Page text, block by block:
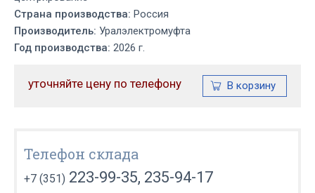
Страна производства: Россия
Производитель: Уралэлектромуфта
Год производства: 2026 г.
уточняйте цену по телефону
Телефон склада
+7 (351) 223-99-35, 235-94-17